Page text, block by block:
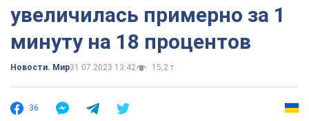
увеличилась примерно за 1
минуту на 18 процентов
Новости. Мир31.07.2023 13:42 15,2 т.
36